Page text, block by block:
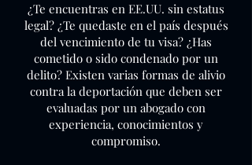
¿Te encuentras en EE.UU. sin estatus
legal? ¿Te quedaste en el país después
del vencimiento de tu visa? ¿Has
cometido o sido condenado por un
delito? Existen varias formas de alivio
contra la deportación que deben ser
evaluadas por un abogado con
experiencia, conocimientos y
compromiso.